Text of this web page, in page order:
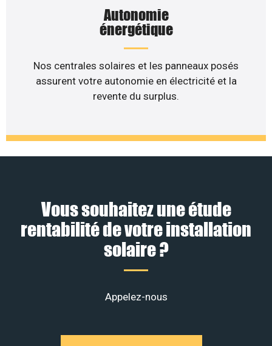
Autonomie
énergétique
Nos centrales solaires et les panneaux posés
assurent votre autonomie en électricité et la
revente du surplus.
Vous souhaitez une étude
rentabilité de votre installation
solaire ?
Appelez-nous